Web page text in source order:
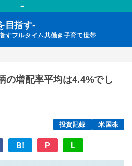
=
目指す-
すフルタイム共働き子育て世帯
の増配率平均は4.4%でし
投資記録
米国株
B! P L